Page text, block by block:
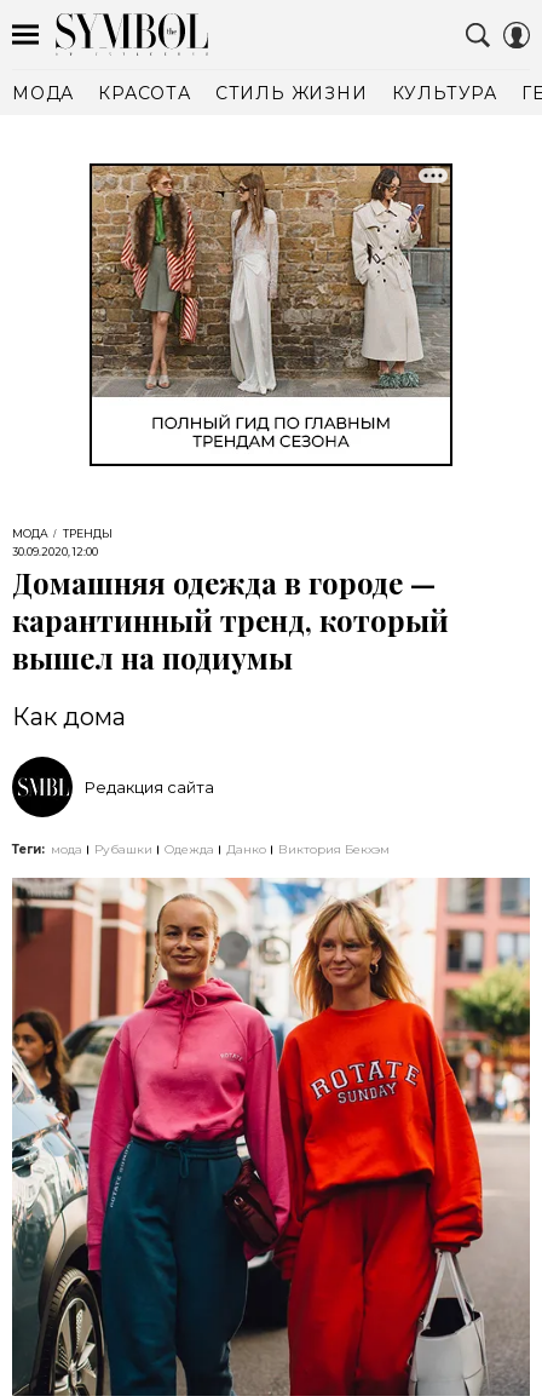
МОДА КРАСОТА СТИЛЬ ЖИЗНИ КУЛЬТУРА
МОДА
ТРЕНДЫ
30.09.2020, 12:00
Домашняя одежда в городе —
карантинный тренд, который
вышел на подиумы
Как дома
Редакция сайта
Теги: мода Рубашки Одежда Данко Виктория Бекхэм